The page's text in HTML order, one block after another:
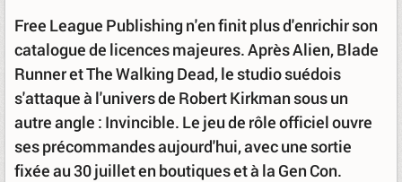
Free League Publishing n'en finit plus d'enrichir son
catalogue de licences majeures. Après Alien, Blade
Runner et The Walking Dead, le studio suédois
s'attaque à l'univers de Robert Kirkman sous un
autre angle : Invincible. Le jeu de rôle officiel ouvre
ses précommandes aujourd'hui, avec une sortie
fixée au 30 juillet en boutiques et à la Gen Con.